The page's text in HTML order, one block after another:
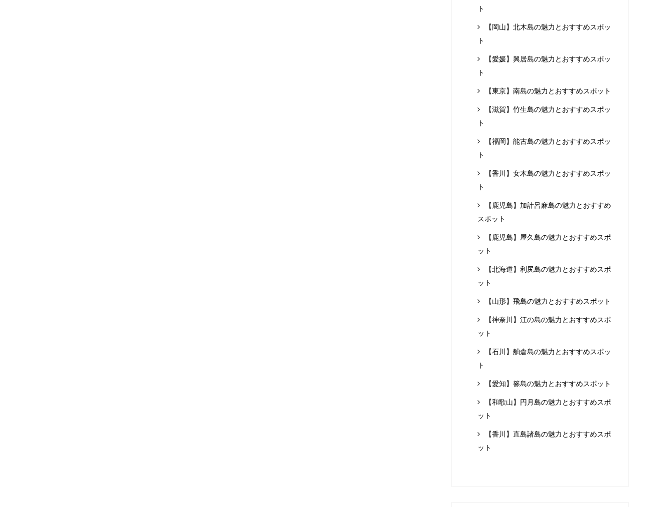
ト
【岡山】北木島の魅力とおすすめスポッ
ト
【愛媛】興居島の魅力とおすすめスポッ
ト
【東京】南島の魅力とおすすめスポット
【滋賀】竹生島の魅力とおすすめスポッ
ト
【福岡】能古島の魅力とおすすめスポッ
ト
【香川】女木島の魅力とおすすめスポッ
ト
【鹿児島】加計呂麻島の魅力とおすすめ
スポット
【鹿児島】屋久島の魅力とおすすめスポ
ット
【北海道】利尻島の魅力とおすすめスポ
ット
【山形】飛島の魅力とおすすめスポット
【神奈川】江の島の魅力とおすすめスポ
ット
【石川】舳倉島の魅力とおすすめスポッ
ト
【愛知】篠島の魅力とおすすめスポット
【和歌山】円月島の魅力とおすすめスポ
ット
【香川】直島諸島の魅力とおすすめスポ
ット